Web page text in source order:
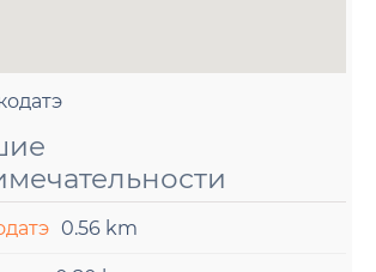
0.56 km